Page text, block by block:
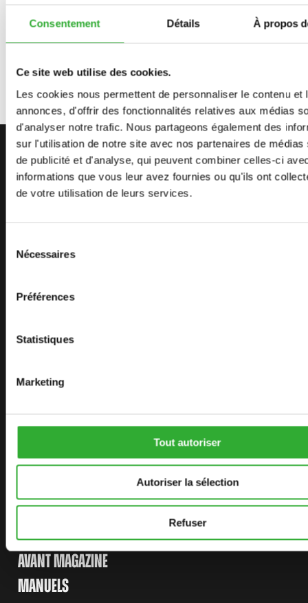
Consentement Détails À propos
Ce site web utilise des cookies.
Les cookies nous permettent de personnaliser le contenu et
annonces, d'offrir des fonctionnalités relatives aux médias
d'analyser notre trafic. Nous partageons également des
sur l'utilisation de notre site avec nos partenaires de médias
de publicité et d'analyse, qui peuvent combiner celles-ci
informations que vous leur avez fournies ou qu'ils ont
de votre utilisation de leurs services.
Nécessaires
Préférences
Statistiques
Marketing
Tout autoriser
Autoriser la sélection
Refuser
PLAQUES LATÉRALES POUR GODET MULTIFONCTION XL
CONTACTEZ-NOUS
COMMENCEZ VOTRE AVENTURE
PLAN DU SITE
ACCESSOIRES
AVANT TECNO
AVANT POWER
AVANT MAGAZINE
MANUELS